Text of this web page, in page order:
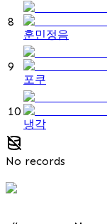
8
훈민정음
9
포쿠
10
냉각
No records